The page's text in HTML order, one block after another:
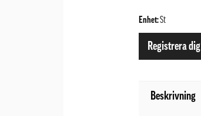
Enhet:St
Registrera dig
Beskrivning